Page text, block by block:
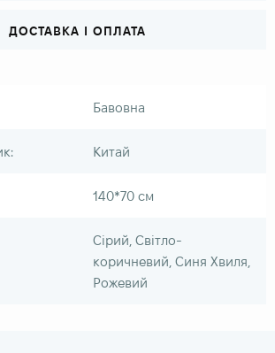
ДОСТАВКА І ОПЛАТА
Бавовна
Китай
140*70 см
Сірий, Світло-
коричневий, Синя Хвиля,
Рожевий